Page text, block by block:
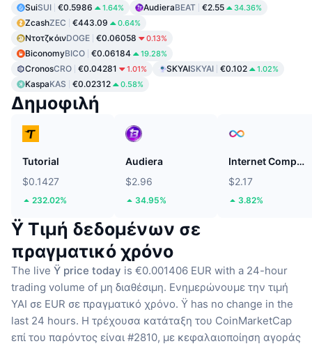
SuiSUI €0.5986 1.64% AudieraBEAT €2.55 34.36%
ZcashZEC €443.09 0.64%
ΝτοτζκόινDOGE €0.06058 0.13%
BiconomyBICO €0.06184 19.28%
CronosCRO €0.04281 1.01% SKYAISKYAI €0.102 1.02%
KaspaKAS €0.02312 0.58%
Δημοφιλή
Tutorial
$0.1427
232.02%
Audiera
$2.96
34.95%
Internet Computer
$2.17
3.82%
Ÿ Τιμή δεδομένων σε
πραγματικό χρόνο
The live Ÿ price today is €0.001406 EUR with a 24-hour
trading volume of μη διαθέσιμη. Ενημερώνουμε την τιμή
YAI σε EUR σε πραγματικό χρόνο. Ÿ has no change in the
last 24 hours. Η τρέχουσα κατάταξη του CoinMarketCap
επί του παρόντος είναι #2810, με κεφαλαιοποίηση αγοράς